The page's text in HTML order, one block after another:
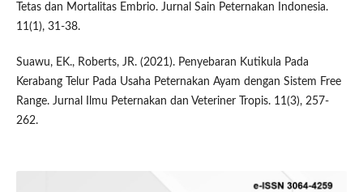
Tetas dan Mortalitas Embrio. Jurnal Sain Peternakan Indonesia.
11(1), 31-38.
Suawu, EK., Roberts, JR. (2021). Penyebaran Kutikula Pada
Kerabang Telur Pada Usaha Peternakan Ayam dengan Sistem Free
Range. Jurnal Ilmu Peternakan dan Veteriner Tropis. 11(3), 257-
262.